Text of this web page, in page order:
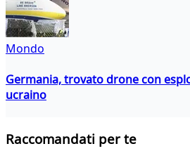
Mondo
Germania, trovato drone con
ucraino
Raccomandati per te